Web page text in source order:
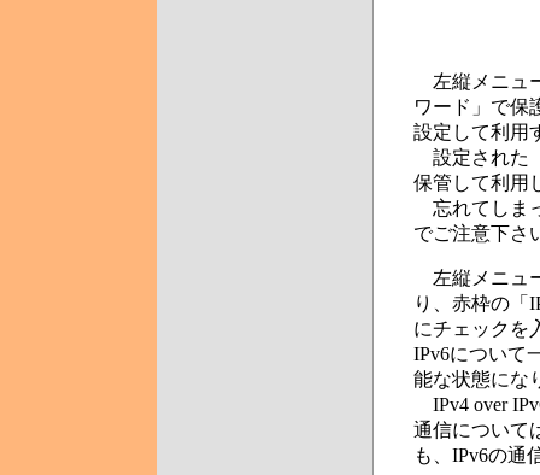
左縦メニュ
ワード」で保
設定して利用
設定された
保管して利用
忘れてしま
でご注意下さ
左縦メニュ
り、赤枠の「
にチェックを
IPv6について
能な状態にな
IPv4 over
通信について
も、IPv6の通